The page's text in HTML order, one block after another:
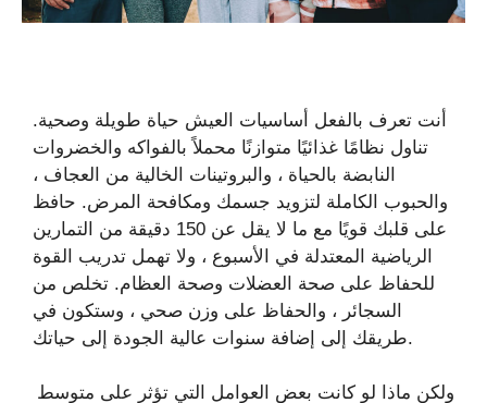
أنت تعرف بالفعل أساسيات العيش حياة طويلة وصحية.
تناول نظامًا غذائيًا متوازنًا محملاً بالفواكه والخضروات
النابضة بالحياة ، والبروتينات الخالية من العجاف ،
والحبوب الكاملة لتزويد جسمك ومكافحة المرض. حافظ
على قلبك قويًا مع ما لا يقل عن 150 دقيقة من التمارين
الرياضية المعتدلة في الأسبوع ، ولا تهمل تدريب القوة
للحفاظ على صحة العضلات وصحة العظام. تخلص من
السجائر ، والحفاظ على وزن صحي ، وستكون في
طريقك إلى إضافة سنوات عالية الجودة إلى حياتك.
ولكن ماذا لو كانت بعض العوامل التي تؤثر على متوسط